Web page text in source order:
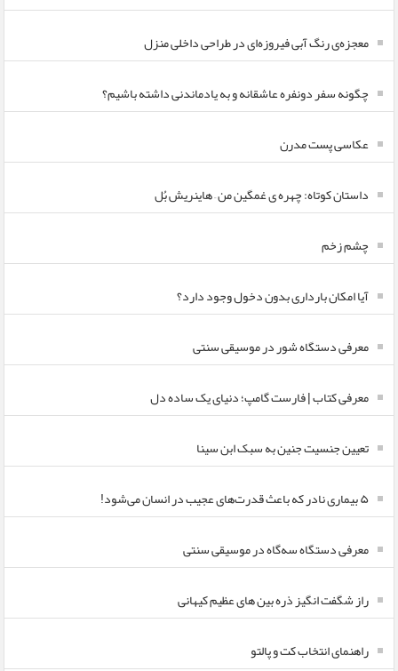
معجزه‌ی رنگ آبی فیروزه‌ای در طراحی داخلی منزل
چگونه سفر دونفره عاشقانه و به یادماندنی داشته باشیم؟
عکاسی پست مدرن
داستان کوتاه: چهره ی غمگین من – هاینریش بُل
چشم زخم
آیا امکان بارداری بدون دخول وجود دارد؟
معرفی دستگاه شور در موسیقی سنتی
معرفی کتاب | فارست گامپ؛ دنیای یک ساده دل
تعیین جنسیت جنین به سبک ابن سینا
۵ بیماری نادر که باعث قدرت‌های عجیب در انسان می‌شود!
معرفی دستگاه سه‌گاه در موسیقی سنتی
راز شگفت انگیز ذره بین های عظیم کیهانی
راهنمای انتخاب کت و پالتو